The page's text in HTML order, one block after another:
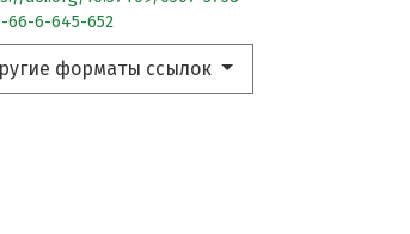
66-6-645-652
форматы ссылок